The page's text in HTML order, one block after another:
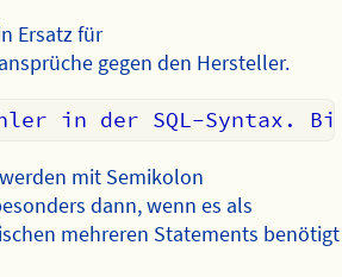
Ersatz für
gegen den Hersteller.
mit Semikolon
dann, wenn es als
mehreren Statements benötigt